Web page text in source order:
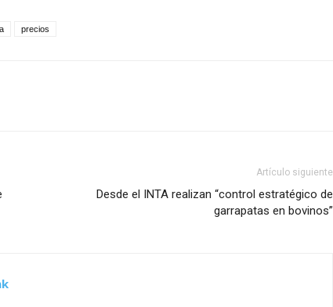
precios
Artículo siguiente
Desde el INTA realizan “control estratégico de
garrapatas en bovinos”